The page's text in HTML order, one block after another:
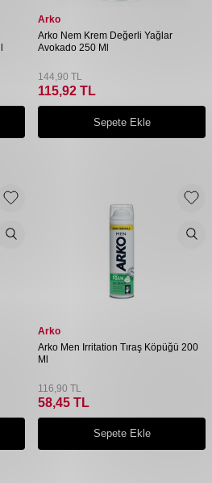
Arko
Arko Nem Krem Değerli Yağlar
Avokado 250 Ml
144,90 TL
115,92 TL
Sepete Ekle
Arko
Arko Men Irritation Tıraş Köpüğü 200
Ml
116,90 TL
58,45 TL
Sepete Ekle